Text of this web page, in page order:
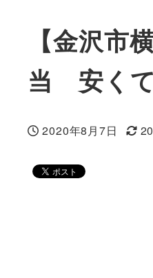
【金沢
当 安く
投稿日
2020年8月7日
更新